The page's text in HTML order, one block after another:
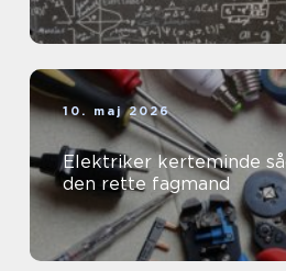
10. maj 2026
Elektriker kerteminde sådan vælger du
den rette fagmand